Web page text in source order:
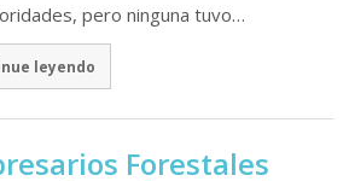
pero ninguna tuvo…
leyendo
Forestales